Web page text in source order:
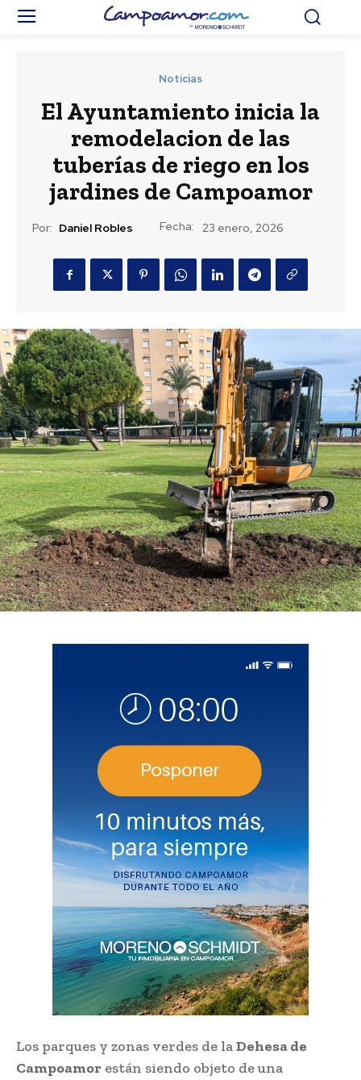
Noticias
El Ayuntamiento inicia la
remodelacion de las
tuberías de riego en los
jardines de Campoamor
Por: Daniel Robles Fecha: 23 enero, 2026
Los parques y zonas verdes de laDehesa de
Campoamor están siendo objeto de una